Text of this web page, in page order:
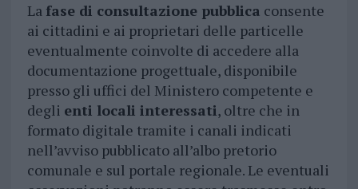
La fase di consultazione pubblica consente
ai cittadini e ai proprietari delle particelle
eventualmente coinvolte di accedere alla
documentazione progettuale, disponibile
presso gli uffici del Ministero competente e
degli enti locali interessati, oltre che in
formato digitale tramite i canali indicati
nell’avviso pubblicato all’albo pretorio
comunale e sul portale regionale. Le eventuali